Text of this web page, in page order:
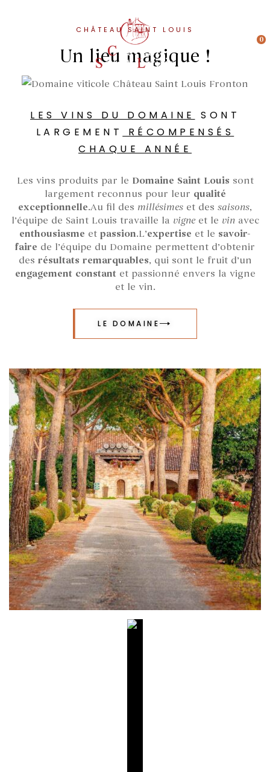
0
CHÂTEAU SAINT LOUIS
Un lieu magique !
LES VINS DU DOMAINE
SONT
LARGEMENT
RÉCOMPENSÉS
CHAQUE ANNÉE
Les vins produits par le Domaine Saint Louissont
largement reconnus pour leur qualité
exceptionnelle.Au fil des millésimes et des saisons,
l’équipe de Saint Louis travaille la vigneet le vinavec
enthousiasme et passion.L’expertise et le savoir-
faire de l’équipe du Domaine permettent d’obtenir
des résultats remarquables, qui sont le fruit d’un
engagement constantet passionné envers la vigne
et le vin.
LE DOMAINE